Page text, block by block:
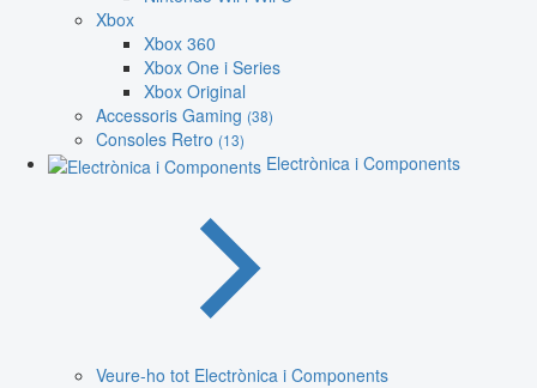
Xbox
Xbox 360
Xbox One i Series
Xbox Original
Accessoris Gaming (38)
Consoles Retro (13)
Electrònica i Components
Veure-ho tot Electrònica i Components